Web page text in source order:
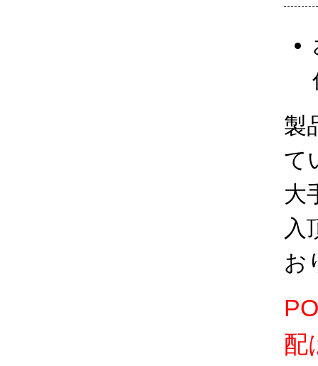
製
て
大
入
お
配